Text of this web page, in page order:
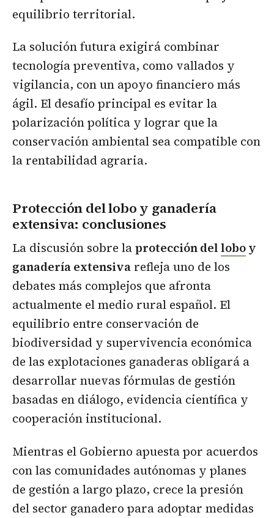
equilibrio territorial.
La solución futura exigirá combinar
tecnología preventiva, como vallados y
vigilancia, con un apoyo financiero más
ágil. El desafío principal es evitar la
polarización política y lograr que la
conservación ambiental sea compatible con
la rentabilidad agraria.
Protección del lobo y ganadería
extensiva: conclusiones
La discusión sobre laprotección delloboy
ganadería extensiva refleja uno de los
debates más complejos que afronta
actualmente el medio rural español. El
equilibrio entre conservación de
biodiversidad y supervivencia económica
de las explotaciones ganaderas obligará a
desarrollar nuevas fórmulas de gestión
basadas en diálogo, evidencia científica y
cooperación institucional.
Mientras el Gobierno apuesta por acuerdos
con las comunidades autónomas y planes
de gestión a largo plazo, crece la presión
del sector ganadero para adoptar medidas